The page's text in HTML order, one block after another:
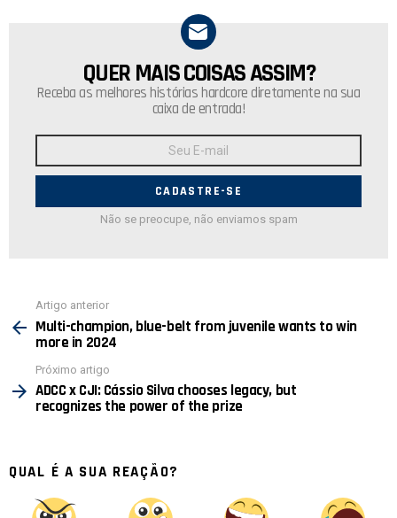
NEWSLETTER
QUER MAIS COISAS ASSIM?
Receba as melhores histórias hardcore diretamente na sua
caixa de entrada!
E-
Não se preocupe, não enviamos spam
mais
Artigo anterior
Multi-champion, blue-belt from juvenile wants to win
more in 2024
Próximo artigo
ADCC x CJI: Cássio Silva chooses legacy, but
recognizes the power of the prize
QUAL É A SUA REAÇÃO?